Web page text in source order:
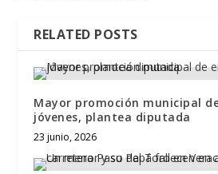
RELATED POSTS
Mayor promoción municipal
jóvenes, plantea diputada
23 junio, 2026